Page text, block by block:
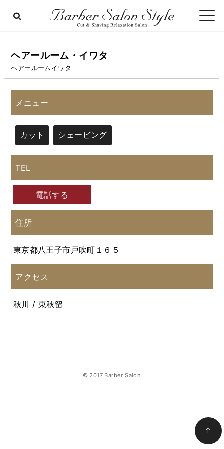
ヘアールーム・イワタ
ヘアールームイワタ
メニュー
カット シェービング
TEL
電話する
住所
東京都八王子市戸吹町１６５
アクセス
秋川 / 東秋留
© 2017 Barber Salon
↑